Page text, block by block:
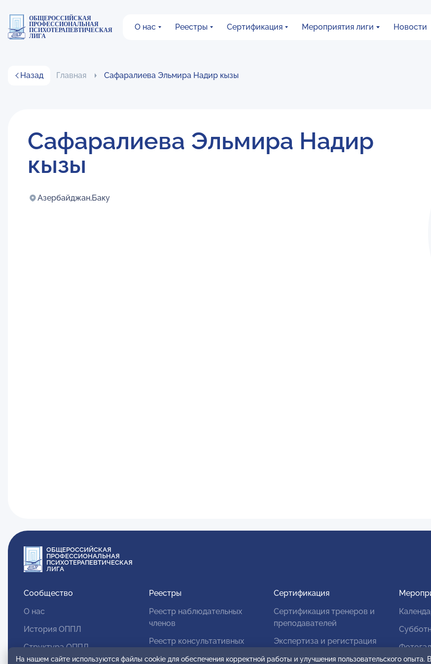
ОБЩЕРОССИЙСКАЯ
ПРОФЕССИОНАЛЬНАЯ
ПСИХОТЕРАПЕВТИЧЕСКАЯ
ЛИГА
О нас Реестры Сертификация Мероприятия лиги Новости
Назад Главная Сафаралиева Эльмира Надир кызы
Сафаралиева Эльмира Надир
кызы
Азербайджан,Баку
ОБЩЕРОССИЙСКАЯ
ПРОФЕССИОНАЛЬНАЯ
ПСИХОТЕРАПЕВТИЧЕСКАЯ
ЛИГА
Сообщество
О нас
История ОППЛ
Структура ОППЛ
Реестры
Реестр наблюдательных
членов
Реестр консультативных
Сертификация
Сертификация тренеров и
преподавателей
Экспертиза и регистрация
На нашем сайте используются файлы cookie для обеспечения корректной работы и улучшения пользовательского